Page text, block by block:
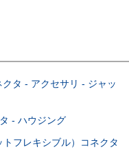
タ - アクセサリ - ジャッ
- ハウジング
フレキシブル）コネクタ